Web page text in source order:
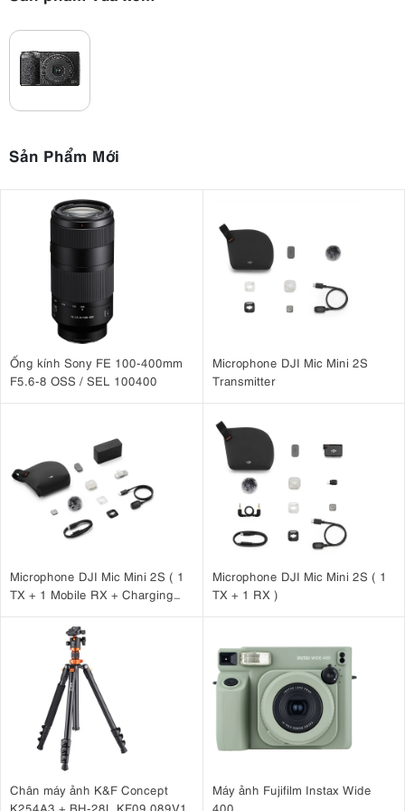
Trung tâm của máy ảnh Ricoh GR III là cảm biến APS-C CMOS
24.2MP. Ricoh đã bỏ qua bộ lọc khử răng cưa để tối đa hóa mức
độ chi tiết được chụp. Máy ảnh này cũng có bộ phận gia tốc, được
thiết kế để tối ưu hóa dữ liệu hình ảnh được cung cấp bởi cảm biến
chụp ảnh có độ nhạy siêu cao.
Bộ xử lý hình ảnh trên mô hình này là GR ENGINE 6. Nó nâng cao
hiệu suất chất lượng hình ảnh cao thiết yếu của GR III để có mức
độ chi tiết thậm chí còn lớn hơn. Xử lý nhanh hơn giúp cảm biến
hình ảnh có số điểm ảnh cao và khả năng phân cấp đa cấp ở RAW
14-bit. Điều này cũng góp phần cải thiện khả năng phản hồi và
chức năng lấy nét tự động và quay phim.
3. Ống kính GR có độ phân giải cao
Máy ảnh Ricoh GR III
28mm. Ống kính cũng đã trải qua một số thay đổi về thiết kế so với
Ricoh GR II. Ống kính mới sẽ có sáu thành phần trong bốn nhóm
thay vì bảy thành phần trong năm nhóm như Ricoh GR II. Khoảng
cm ở chế độ macro. Dải khẩu độ từ F2.8 đến F16 trong ống kính
mới sẽ vẫn giống như phiên bản trước.
Máy ảnh sử dụng ống kính tiêu cự 18.3mm tương đương 28mm
Sản Phẩm Mới
Ống kính Sony FE 100-400mm
F5.6-8 OSS / SEL 100400
Microphone DJI Mic Mini 2S
Transmitter
Microphone DJI Mic Mini 2S ( 1
TX + 1 Mobile RX + Charging
Microphone DJI Mic Mini 2S ( 1
TX + 1 RX )
Chân máy ảnh K&F Concept
K254A3 + BH-28L KF09.089V1
Máy ảnh Fujifilm Instax Wide
400